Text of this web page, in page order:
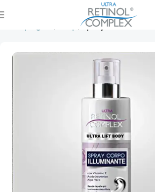
Spray iluminator